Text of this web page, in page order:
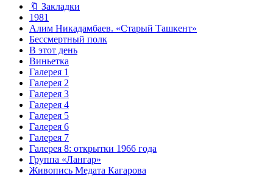
🔖 Закладки
1981
Алим Никадамбаев. «Старый Ташкент»
Бессмертный полк
В этот день
Виньетка
Галерея 1
Галерея 2
Галерея 3
Галерея 4
Галерея 5
Галерея 6
Галерея 7
Галерея 8: открытки 1966 года
Группа «Лангар»
Живопись Медата Кагарова